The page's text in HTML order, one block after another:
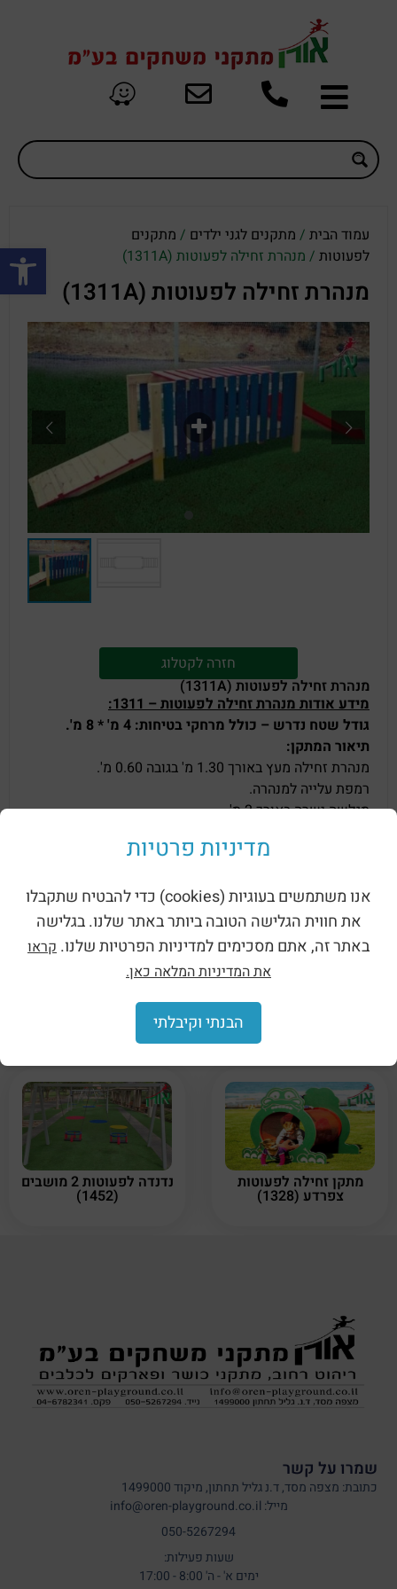
פתח
עמוד הבית / מתקנים לגני ילדים / מתקנים
לפעוטות / מנהרת זחילה לפעוטות (1311A)
מנהרת זחילה לפעוטות (1311A)
חזרה לקטלוג
מנהרת זחילה לפעוטות (1311A)
מידע אודות מנהרת זחילה לפעוטות – 1311:
גודל שטח נדרש – כולל מרחקי בטיחות: 4 מ' * 8 מ'.
תיאור המתקן:
מנהרת זחילה מעץ באורך 1.30 מ' בגובה 0.60 מ'.
רמפת עלייה למנהרה.
מגלשה ישרה באורך 2 מ'.
מתקן משחקים לגני ילדים
– צ'יק צ'אק לפעוטות
מתקן טיפוס לפעוטות
בקתה ביער (1330)
מתקן זחילה לפעוטות
צפרדע (1328)
נדנדה לפעוטות 2 מושבים
(1452)
שמרו על קשר
כתובת: מצפה מסד, ד.נ גליל תחתון, מיקוד 1499000
מייל: info@oren-playground.co.il
050-5267294
שעות פעילות:
ימים א' - ה' 8:00 - 17:00
מדיניות פרטיות
אנו משתמשים בעוגיות (cookies) כדי להבטיח שתקבלו
את חווית הגלישה הטובה ביותר באתר שלנו. בגלישה
באתר זה, אתם מסכימים למדיניות הפרטיות שלנו. קראו
את המדיניות המלאה כאן.
הבנתי וקיבלתי